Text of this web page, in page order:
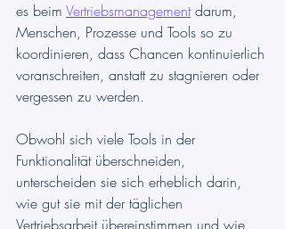
es beim Vertriebsmanagement darum,
Menschen, Prozesse und Tools so zu
koordinieren, dass Chancen kontinuierlich
voranschreiten, anstatt zu stagnieren oder
vergessen zu werden.
Obwohl sich viele Tools in der
Funktionalität überschneiden,
unterscheiden sie sich erheblich darin,
wie gut sie mit der täglichen
Vertriebsarbeit übereinstimmen und wie